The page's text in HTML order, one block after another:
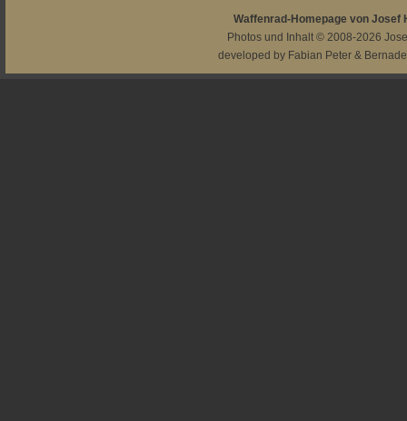
Waffenrad-Homepage von Josef
Photos und Inhalt © 2008-2026
developed by Fabian Peter &